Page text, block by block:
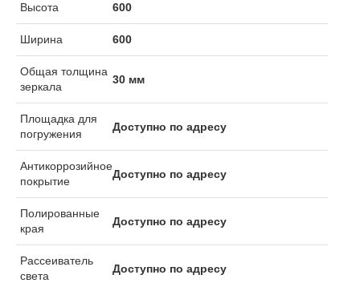
Высота 600
Ширина 600
Общая толщина
зеркала
30 мм
Площадка для
погружения
Доступно по адресу
Антикоррозийное
покрытие
Доступно по адресу
Полированные
края
Доступно по адресу
Рассеиватель
света
Доступно по адресу